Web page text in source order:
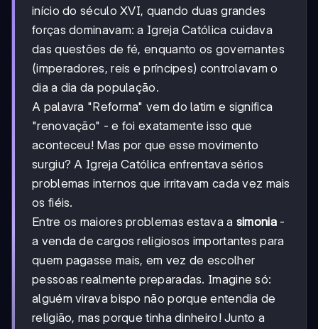
início do século XVI, quando duas grandes
forças dominavam: a Igreja Católica cuidava
das questões de fé, enquanto os governantes
(imperadores, reis e príncipes) controlavam o
dia a dia da população.
A palavra "Reforma" vem do latim e significa
"renovação" - e foi exatamente isso que
aconteceu! Mas por que esse movimento
surgiu? A Igreja Católica enfrentava sérios
problemas internos que irritavam cada vez mais
os fiéis.
Entre os maiores problemas estava a simonia-
a venda de cargos religiosos importantes para
quem pagasse mais, em vez de escolher
pessoas realmente preparadas. Imagine só:
alguém virava bispo não porque entendia de
religião, mas porque tinha dinheiro! Junto a